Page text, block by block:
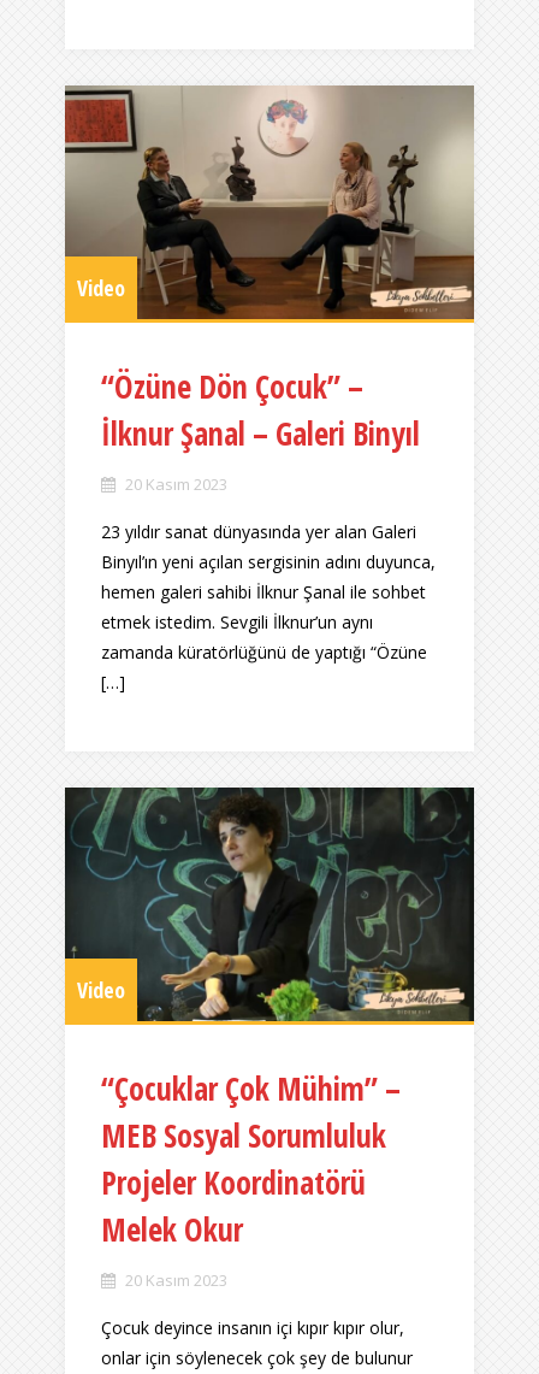
Video
“Özüne Dön Çocuk” –
İlknur Şanal – Galeri Binyıl
20 Kasım 2023
23 yıldır sanat dünyasında yer alan Galeri
Binyıl’ın yeni açılan sergisinin adını duyunca,
hemen galeri sahibi İlknur Şanal ile sohbet
etmek istedim. Sevgili İlknur’un aynı
zamanda küratörlüğünü de yaptığı “Özüne
[…]
Video
“Çocuklar Çok Mühim” –
MEB Sosyal Sorumluluk
Projeler Koordinatörü
Melek Okur
20 Kasım 2023
Çocuk deyince insanın içi kıpır kıpır olur,
onlar için söylenecek çok şey de bulunur